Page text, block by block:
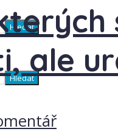
Hledat
Hledat
ale